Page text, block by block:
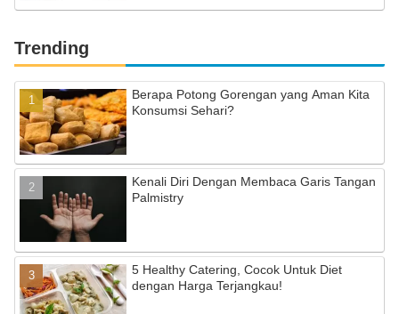
Trending
Berapa Potong Gorengan yang Aman Kita
Konsumsi Sehari?
Kenali Diri Dengan Membaca Garis Tangan
Palmistry
5 Healthy Catering, Cocok Untuk Diet
dengan Harga Terjangkau!